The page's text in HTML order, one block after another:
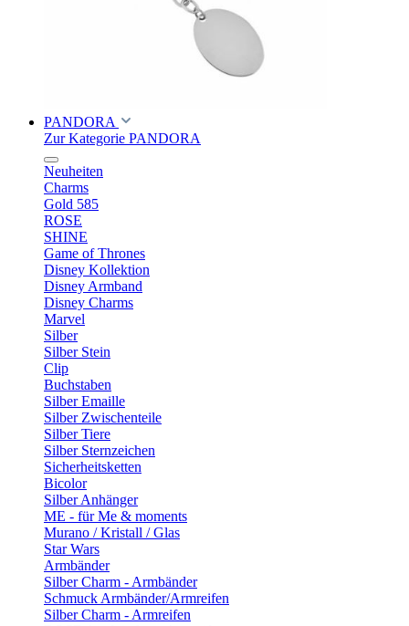
PANDORA
Zur Kategorie PANDORA
Neuheiten
Charms
Gold 585
ROSE
SHINE
Game of Thrones
Disney Kollektion
Disney Armband
Disney Charms
Marvel
Silber
Silber Stein
Clip
Buchstaben
Silber Emaille
Silber Zwischenteile
Silber Tiere
Silber Sternzeichen
Sicherheitsketten
Bicolor
Silber Anhänger
ME - für Me & moments
Murano / Kristall / Glas
Star Wars
Armbänder
Silber Charm - Armbänder
Schmuck Armbänder/Armreifen
Silber Charm - Armreifen